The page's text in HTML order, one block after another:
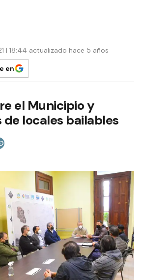
| 18:44 actualizado hace 5 años
en
el Municipio y
locales bailables